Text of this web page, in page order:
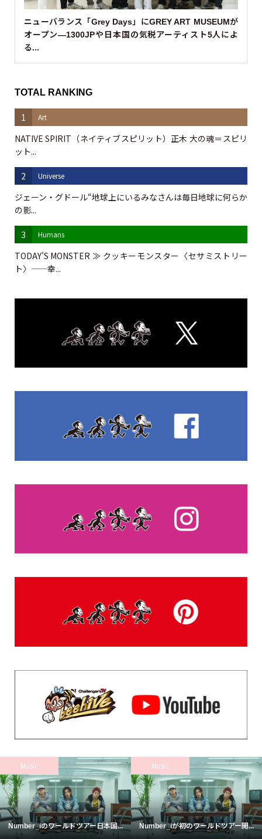
ニューバランス「Grey Days」にGREY ART MUSEUMが
オープン—1300JPや日本国の気税アーティスト5人によ
る...
TOTAL RANKING
1 Art
NATIVE SPIRIT（ネイティブスピリット）正木 大の魂＝スピリ
ット...
2 Universe
ジェーン・グドール“地球上にいるみなさんは毎日地球に何らか
の影...
3 Humans
TODAY'S MONSTER ≫ クッキーモンスター〈セサミストリー
ト〉——幸...
Music
Number_iのワールドツアー日本国...
Music
Number_iが初のワールドツアー開...